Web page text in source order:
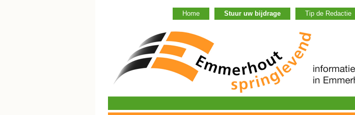
Home Stuur uw bijdrage Tip de Redactie